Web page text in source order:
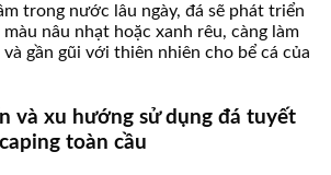
trong nước lâu ngày, đá sẽ phát triển
nâu nhạt hoặc xanh rêu, càng làm
gần gũi với thiên nhiên cho bể cá của
và xu hướng sử dụng đá tuyết
toàn cầu